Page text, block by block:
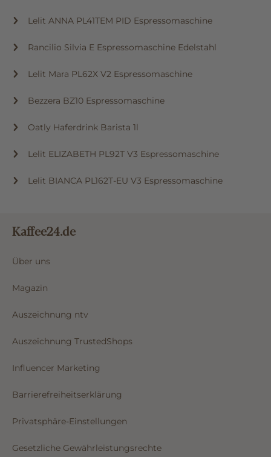
Lelit ANNA PL41TEM PID Espressomaschine
Rancilio Silvia E Espressomaschine Edelstahl
Lelit Mara PL62X V2 Espressomaschine
Bezzera BZ10 Espressomaschine
Oatly Haferdrink Barista 1l
Lelit ELIZABETH PL92T V3 Espressomaschine
Lelit BIANCA PL162T-EU V3 Espressomaschine
Kaffee24.de
Über uns
Magazin
Auszeichnung ntv
Auszeichnung TrustedShops
Influencer Marketing
Barrierefreiheitserklärung
Privatsphäre-Einstellungen
Gesetzliche Gewährleistungsrechte